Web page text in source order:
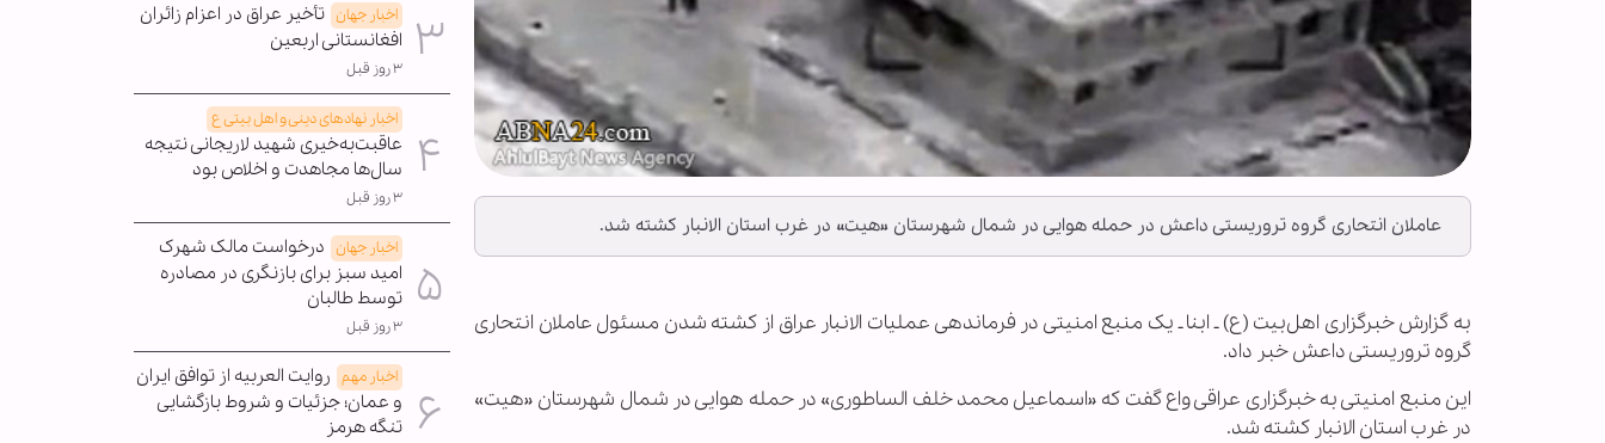
عاملان انتحاری گروه تروریستی داعش در حمله هوایی در شمال شهرستان «هیت» در غرب استان الانبار کشته شد.
به گزارش خبرگزاری اهل‌بیت (ع) ـ ابنا ـ یک منبع امنیتی در فرماندهی عملیات الانبار عراق از کشته شدن مسئول عاملان انتحاری
گروه تروریستی داعش خبر داد.
این منبع امنیتی به خبرگزاری عراقی واع گفت که «اسماعیل محمد خلف الساطوری» در حمله هوایی در شمال شهرستان «هیت»
در غرب استان الانبار کشته شد.
اخبار جهان تأخیر عراق در اعزام زائران
افغانستانی اربعین
۳ روز قبل
اخبار نهادهای دینی و اهل بیتی ع
عاقبت‌به‌خیری شهید لاریجانی نتیجه
سال‌ها مجاهدت و اخلاص بود
۳ روز قبل
اخبار جهان درخواست مالک شهرک
امید سبز برای بازنگری در مصادره
توسط طالبان
۳ روز قبل
اخبار مهم روایت العربیه از توافق ایران
و عمان؛ جزئیات و شروط بازگشایی
تنگه هرمز